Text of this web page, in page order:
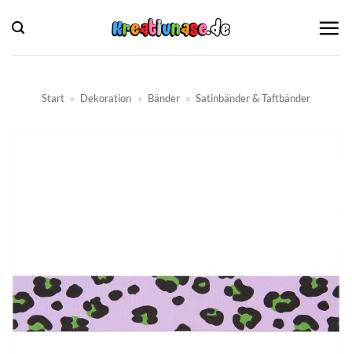
Inhalt
springen
Start » Dekoration » Bänder » Satinbänder & Taftbänder